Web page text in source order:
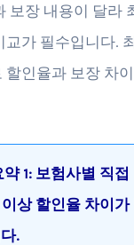
보장 내용이 달라
교가 필수입니다.
할인율과 보장 차
1: 보험사별 직접
이상 할인율 차이
.